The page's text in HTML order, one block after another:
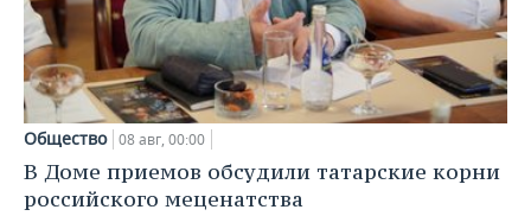
Общество 08 авг, 00:00
В Доме приемов обсудили татарские корни
российского меценатства